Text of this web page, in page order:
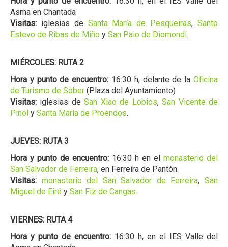
Asma en Chantada
Visitas: iglesias de Santa María de Pesqueiras,Santo
Estevo de Ribas de Miño y San Paio de Diomondi.
MIÉRCOLES: RUTA 2
Hora y punto de encuentro: 16:30 h, delante de la Oficina
de Turismo de Sober (Plaza del Ayuntamiento)
Visitas: iglesias deSan Xiao de Lobios,San Vicente de
Pinol y Santa María de Proendos.
JUEVES: RUTA 3
Hora y punto de encuentro: 16:30 h en el monasterio del
San Salvador de Ferreira, en Ferreira de Pantón.
Visitas: monasterio del San Salvador de Ferreira,San
Miguel de Eiré y San Fiz de Cangas.
VIERNES: RUTA 4
Hora y punto de encuentro: 16:30 h, en el IES Valle del